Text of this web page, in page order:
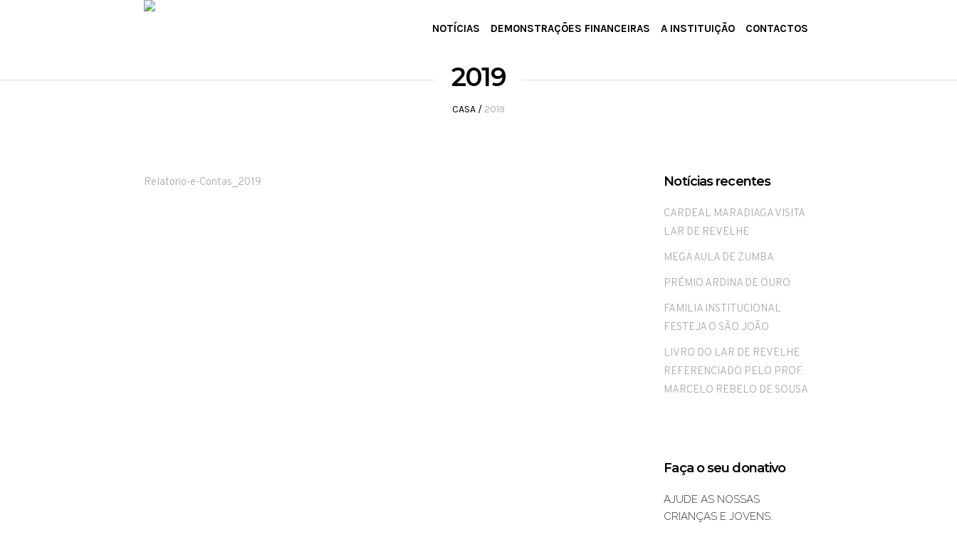
NOTÍCIAS DEMONSTRAÇÕES FINANCEIRAS A INSTITUIÇÃO CONTACTOS
2019
CASA / 2019
Relatorio-e-Contas_2019 Notícias recentes
CARDEAL MARADIAGA VISITA
LAR DE REVELHE
MEGA AULA DE ZUMBA
PRÉMIO ARDINA DE OURO
FAMILIA INSTITUCIONAL
FESTEJA O SÃO JOÃO
LIVRO DO LAR DE REVELHE
REFERENCIADO PELO PROF.
MARCELO REBELO DE SOUSA
Faça o seu donativo
AJUDE AS NOSSAS
CRIANÇAS E JOVENS.